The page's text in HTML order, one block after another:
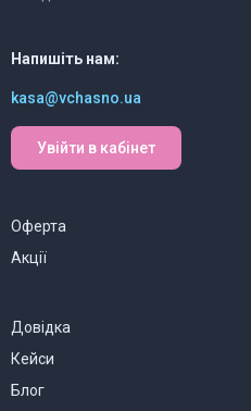
Напишіть нам:
kasa@vchasno.ua
Увійти в кабінет
Оферта
Акції
Довідка
Кейси
Блог